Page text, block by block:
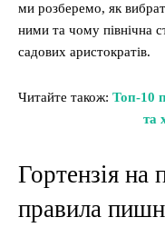
ми розберемо, як
ними та чому північна
садових аристократів.
Читайте також: Топ-10
та
Гортензія на
правила